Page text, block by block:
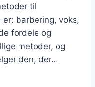
til
barbering, voks,
fordele og
metoder, og
den, der…